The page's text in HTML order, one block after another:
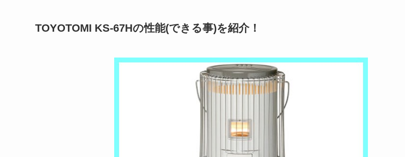
TOYOTOMI KS-67Hの性能(できる事)を紹介！